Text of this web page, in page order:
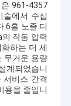
961-4357
술에서 수십
.6홀 노즐 디
작동 압력
하는 더 세
무거운 용량
계되었습니
서비스 간격
용을 줄입니